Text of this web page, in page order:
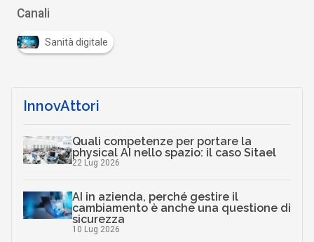
Canali
Sanità digitale
InnovAttori
Quali competenze per portare la
physical AI nello spazio: il caso Sitael
22 Lug 2026
AI in azienda, perché gestire il
cambiamento è anche una questione di
sicurezza
10 Lug 2026